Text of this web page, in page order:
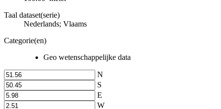
Taal dataset(serie)
Nederlands; Vlaams
Categorie(en)
Geo wetenschappelijke data
N
S
E
W